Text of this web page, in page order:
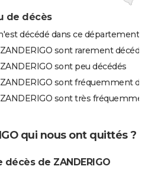
de décès
décédé dans ce département
sont rarement
sont peu décédés
sont fréquemment
sont très
qui nous ont quittés ?
de ZANDERIGO